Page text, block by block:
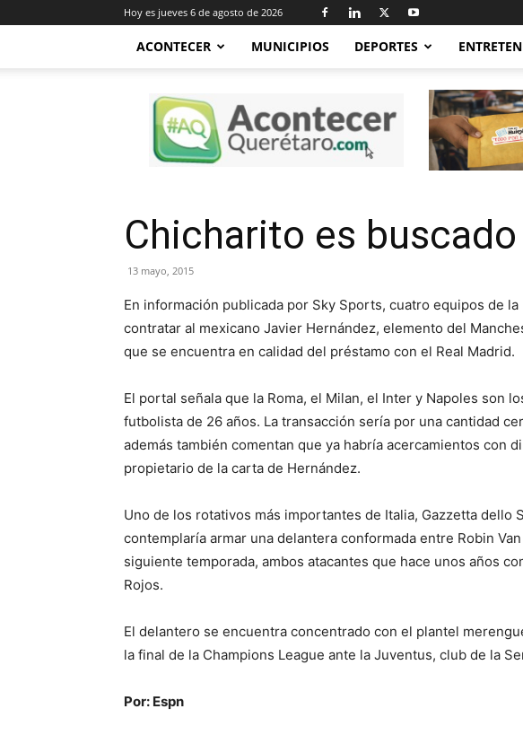
Hoy es jueves 6 de agosto de 2026
ACONTECER MUNICIPIOS DEPORTES
Acontecer
Querétaro
Chicharito es
13 mayo, 2015
En información publicada por Sky Sports, cuatro equipos de
contratar al mexicano Javier Hernández, elemento del
que se encuentra en calidad del préstamo con el Real Madrid.
El portal señala que la Roma, el Milan, el Inter y Napoles son
futbolista de 26 años. La transacción sería por una cantidad
además también comentan que ya habría acercamientos con
propietario de la carta de Hernández.
Uno de los rotativos más importantes de Italia, Gazzetta
contemplaría armar una delantera conformada entre Robin
siguiente temporada, ambos atacantes que hace unos años
Rojos.
El delantero se encuentra concentrado con el plantel
la final de la Champions League ante la Juventus, club de la
Por: Espn